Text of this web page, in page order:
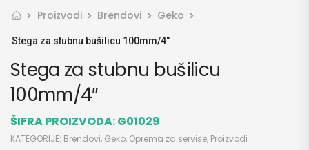
Proizvodi Brendovi Geko
Stega za stubnu bušilicu 100mm/4″
Stega za stubnu bušilicu
100mm/4″
ŠIFRA PROIZVODA:G01029
KATEGORIJE: Brendovi, Geko, Oprema za servise, Proizvodi